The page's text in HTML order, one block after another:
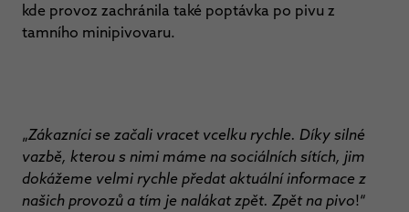
kde provoz zachránila také poptávka po pivu z
tamního minipivovaru.
„Zákazníci se začali vracet vcelku rychle. Díky silné
vazbě, kterou s nimi máme na sociálních sítích, jim
dokážeme velmi rychle předat aktuální informace z
našich provozů a tím je nalákat zpět. Zpět na pivo!“